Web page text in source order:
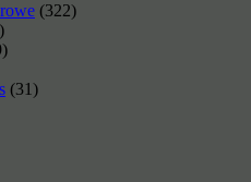
(322)
(31)